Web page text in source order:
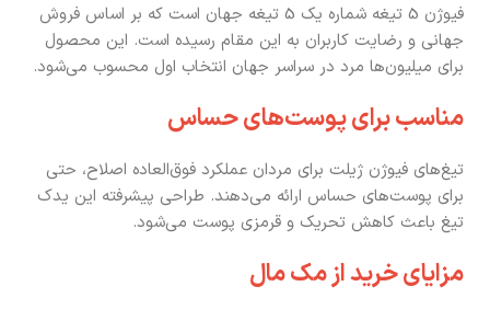
فیوژن 5 تیغه شماره یک 5 تیغه جهان است که بر اساس فروش
جهانی و رضایت کاربران به این مقام رسیده است. این محصول
برای میلیون‌ها مرد در سراسر جهان انتخاب اول محسوب می‌شود.
مناسب برای پوست‌های حساس
تیغ‌های فیوژن ژیلت برای مردان عملکرد فوق‌العاده اصلاح، حتی
برای پوست‌های حساس ارائه می‌دهند. طراحی پیشرفته این یدک
تیغ باعث کاهش تحریک و قرمزی پوست می‌شود.
مزایای خرید از مک مال